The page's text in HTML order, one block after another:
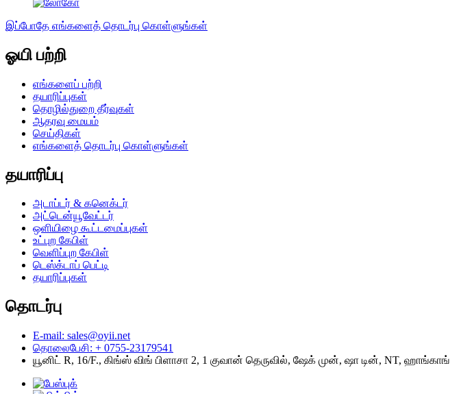
இப்போதே எங்களைத் தொடர்பு கொள்ளுங்கள்
ஓயி பற்றி
எங்களைப் பற்றி
தயாரிப்புகள்
தொழில்துறை தீர்வுகள்
ஆதரவு மையம்
செய்திகள்
எங்களைத் தொடர்பு கொள்ளுங்கள்
தயாரிப்பு
அடாப்டர் & கனெக்டர்
அட்டென்யூவேட்டர்
ஒளியிழை கூட்டமைப்புகள்
உட்புற கேபிள்
வெளிப்புற கேபிள்
டெஸ்க்டாப் பெட்டி
தயாரிப்புகள்
தொடர்பு
E-mail: sales@oyii.net
தொலைபேசி: + 0755-23179541
யூனிட் R, 16/F., கிங்ஸ் விங் பிளாசா 2, 1 குவான் தெருவில், ஷேக் முன், ஷா டின், NT, ஹாங்காங்